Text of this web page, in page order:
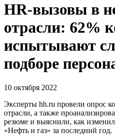
HR-вызовы в
отрасли: 62%
испытывают
подборе
10 октября 2022
Эксперты hh.ru провели опрос
отрасли, а также
резюме и выяснили, как
«Нефть и газ» за последний год.